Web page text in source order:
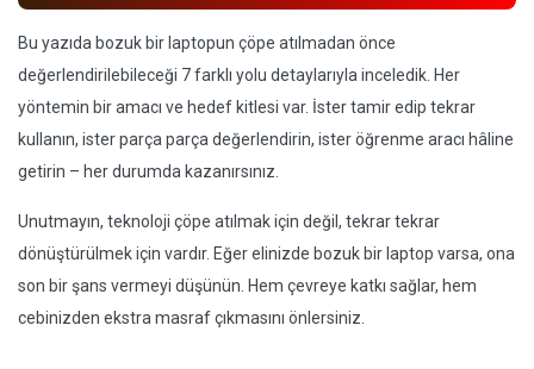
Bu yazıda bozuk bir laptopun çöpe atılmadan önce
değerlendirilebileceği 7 farklı yolu detaylarıyla inceledik. Her
yöntemin bir amacı ve hedef kitlesi var. İster tamir edip tekrar
kullanın, ister parça parça değerlendirin, ister öğrenme aracı hâline
getirin – her durumda kazanırsınız.
Unutmayın, teknoloji çöpe atılmak için değil, tekrar tekrar
dönüştürülmek için vardır. Eğer elinizde bozuk bir laptop varsa, ona
son bir şans vermeyi düşünün. Hem çevreye katkı sağlar, hem
cebinizden ekstra masraf çıkmasını önlersiniz.